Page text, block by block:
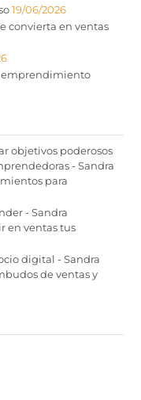
19/06/2026
convierta en ventas
emprendimiento
objetivos poderosos
- Sandra
para
- Sandra
en ventas tus
digital - Sandra
de ventas y